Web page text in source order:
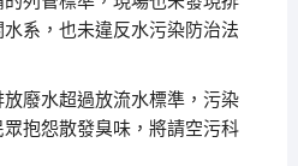
系，也未違反水污染防治法
廢水超過放流水標準，污染
抱怨散發臭味，將請空污科